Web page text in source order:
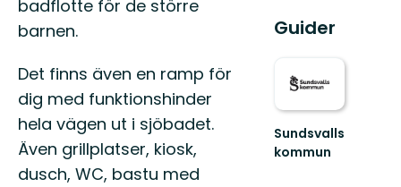
badflotte för de större
barnen.
Det finns även en ramp för
dig med funktionshinder
hela vägen ut i sjöbadet.
Även grillplatser, kiosk,
dusch, WC, bastu med
Guider
Sundsvalls
kommun